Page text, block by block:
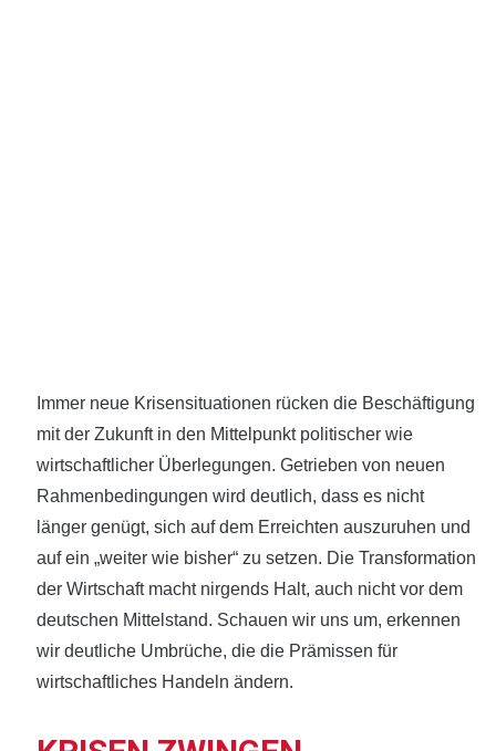
Immer neue Krisensituationen rücken die Beschäftigung
mit der Zukunft in den Mittelpunkt politischer wie
wirtschaftlicher Überlegungen. Getrieben von neuen
Rahmenbedingungen wird deutlich, dass es nicht
länger genügt, sich auf dem Erreichten auszuruhen und
auf ein „weiter wie bisher“ zu setzen. Die Transformation
der Wirtschaft macht nirgends Halt, auch nicht vor dem
deutschen Mittelstand. Schauen wir uns um, erkennen
wir deutliche Umbrüche, die die Prämissen für
wirtschaftliches Handeln ändern.